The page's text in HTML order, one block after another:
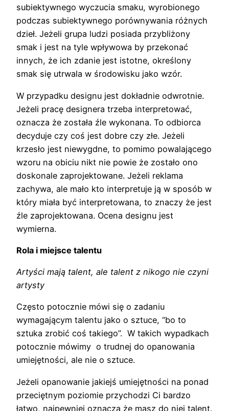
subiektywnego wyczucia smaku, wyrobionego
podczas subiektywnego porównywania różnych
dzieł. Jeżeli grupa ludzi posiada przybliżony
smak i jest na tyle wpływowa by przekonać
innych, że ich zdanie jest istotne, określony
smak się utrwala w środowisku jako wzór.
W przypadku designu jest dokładnie odwrotnie.
Jeżeli pracę designera trzeba interpretować,
oznacza że została źle wykonana. To odbiorca
decyduje czy coś jest dobre czy złe. Jeżeli
krzesło jest niewygdne, to pomimo powalającego
wzoru na obiciu nikt nie powie że zostało ono
doskonale zaprojektowane. Jeżeli reklama
zachywa, ale mało kto interpretuje ją w sposób w
który miała być interpretowana, to znaczy że jest
źle zaprojektowana. Ocena designu jest
wymierna.
Rola i miejsce talentu
Artyści mają talent, ale talent z nikogo nie czyni
artysty
Często potocznie mówi się o zadaniu
wymagającym talentu jako o sztuce, “bo to
sztuka zrobić coś takiego”. W takich wypadkach
potocznie mówimy o trudnej do opanowania
umiejętności, ale nie o sztuce.
Jeżeli opanowanie jakiejś umiejętności na ponad
przeciętnym poziomie przychodzi Ci bardzo
łatwo, najpewniej oznacza że masz do niej talent.